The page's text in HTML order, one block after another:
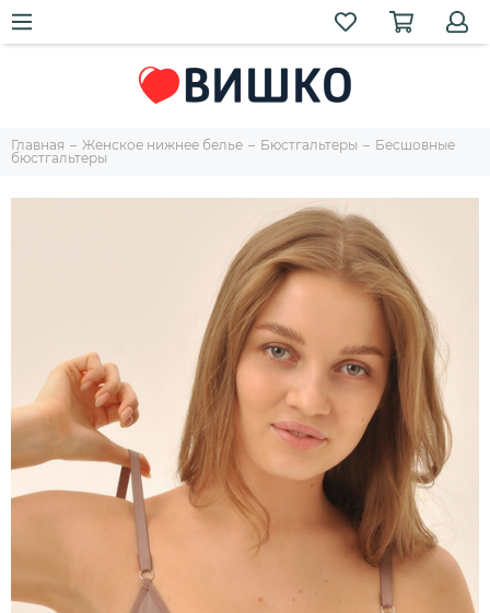
Главная Женское нижнее белье Бюстгальтеры
Бесшовные
бюстгальтеры